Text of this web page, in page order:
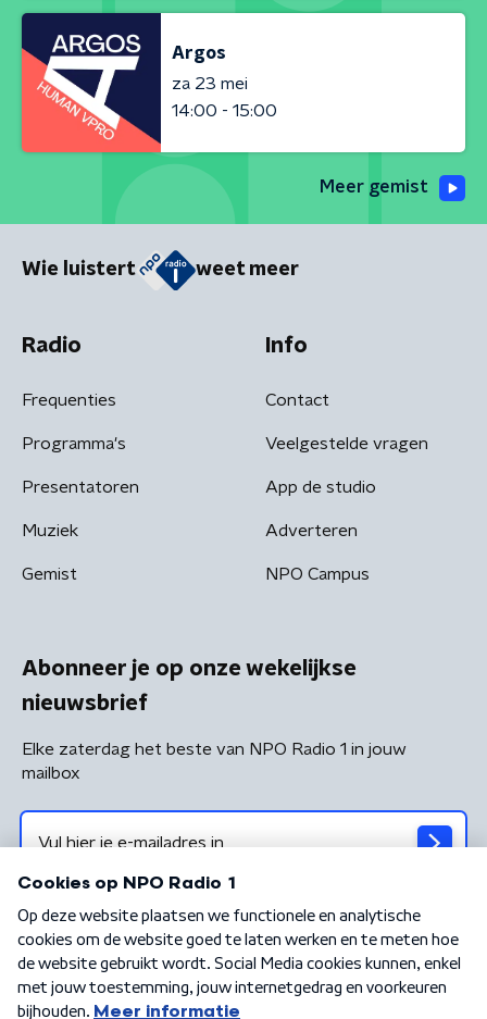
Argos
za 23 mei
14:00 - 15:00
Meer gemist
Wie luistert weet meer
Radio
Frequenties
Programma's
Presentatoren
Muziek
Gemist
Info
Contact
Veelgestelde vragen
App de studio
Adverteren
NPO Campus
Abonneer je op onze wekelijkse
nieuwsbrief
Elke zaterdag het beste van NPO Radio 1 in jouw
mailbox
Algemene voorwaarden